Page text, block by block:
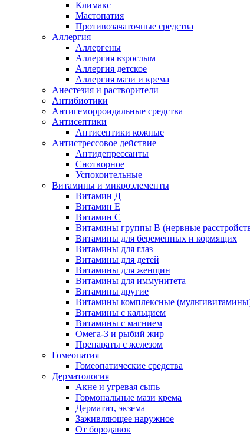
Климакс
Мастопатия
Противозачаточные средства
Аллергия
Аллергены
Аллергия взрослым
Аллергия детское
Аллергия мази и крема
Анестезия и растворители
Антибиотики
Антигеморроидальные средства
Антисептики
Антисептики кожные
Антистрессовое действие
Антидепрессанты
Снотворное
Успокоительные
Витамины и микроэлементы
Витамин Д
Витамин Е
Витамин С
Витамины группы В (нервные
Витамины для беременных и кормящих
Витамины для глаз
Витамины для детей
Витамины для женщин
Витамины для иммунитета
Витамины другие
Витамины комплексные
Витамины с кальцием
Витамины с магнием
Омега-3 и рыбий жир
Препараты с железом
Гомеопатия
Гомеопатические средства
Дерматология
Акне и угревая сыпь
Гормональные мази крема
Дерматит, экзема
Заживляющее наружное
От бородавок